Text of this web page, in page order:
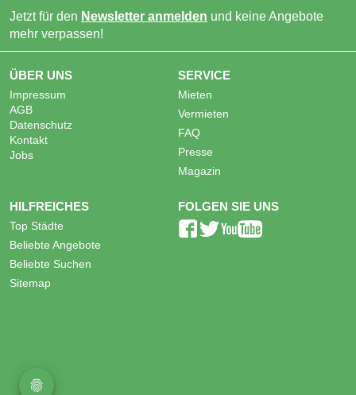
Jetzt für den Newsletter anmelden und keine Angebote
mehr verpassen!
ÜBER UNS
Impressum
AGB
Datenschutz
Kontakt
Jobs
SERVICE
Mieten
Vermieten
FAQ
Presse
Magazin
HILFREICHES
Top Städte
Beliebte Angebote
Beliebte Suchen
Sitemap
FOLGEN SIE UNS